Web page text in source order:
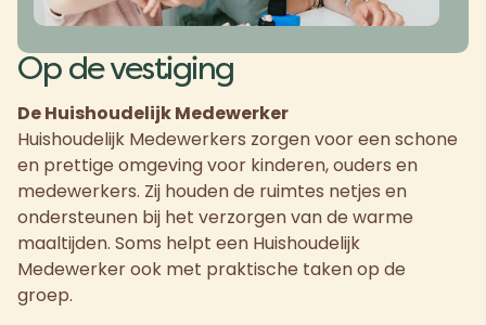
Op de vestiging
De Huishoudelijk Medewerker
Huishoudelijk Medewerkers zorgen voor een schone
en prettige omgeving voor kinderen, ouders en
medewerkers. Zij houden de ruimtes netjes en
ondersteunen bij het verzorgen van de warme
maaltijden. Soms helpt een Huishoudelijk
Medewerker ook met praktische taken op de
groep.